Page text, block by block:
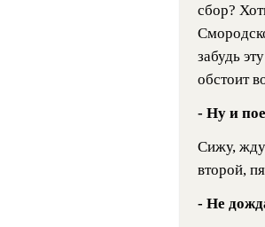
сбор?
забудь
обстоит
- Ну и
Сижу, жду
второй,
- Не